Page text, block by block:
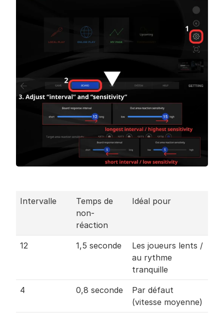
Intervalle
Temps de
non-
réaction
Idéal pour
12 1,5 seconde
Les joueurs lents /
au rythme
tranquille
4 0,8 seconde
Par défaut
(vitesse moyenne)